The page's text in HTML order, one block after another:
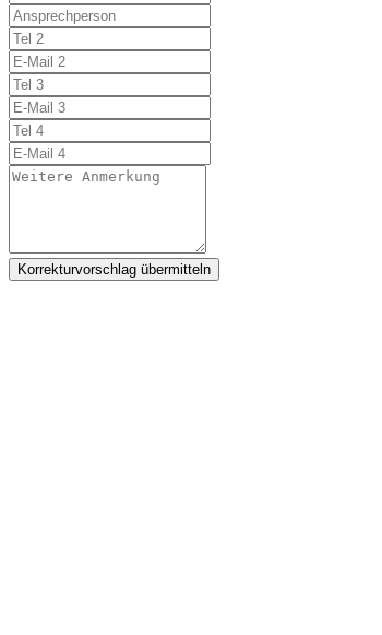
Korrekturvorschlag übermitteln